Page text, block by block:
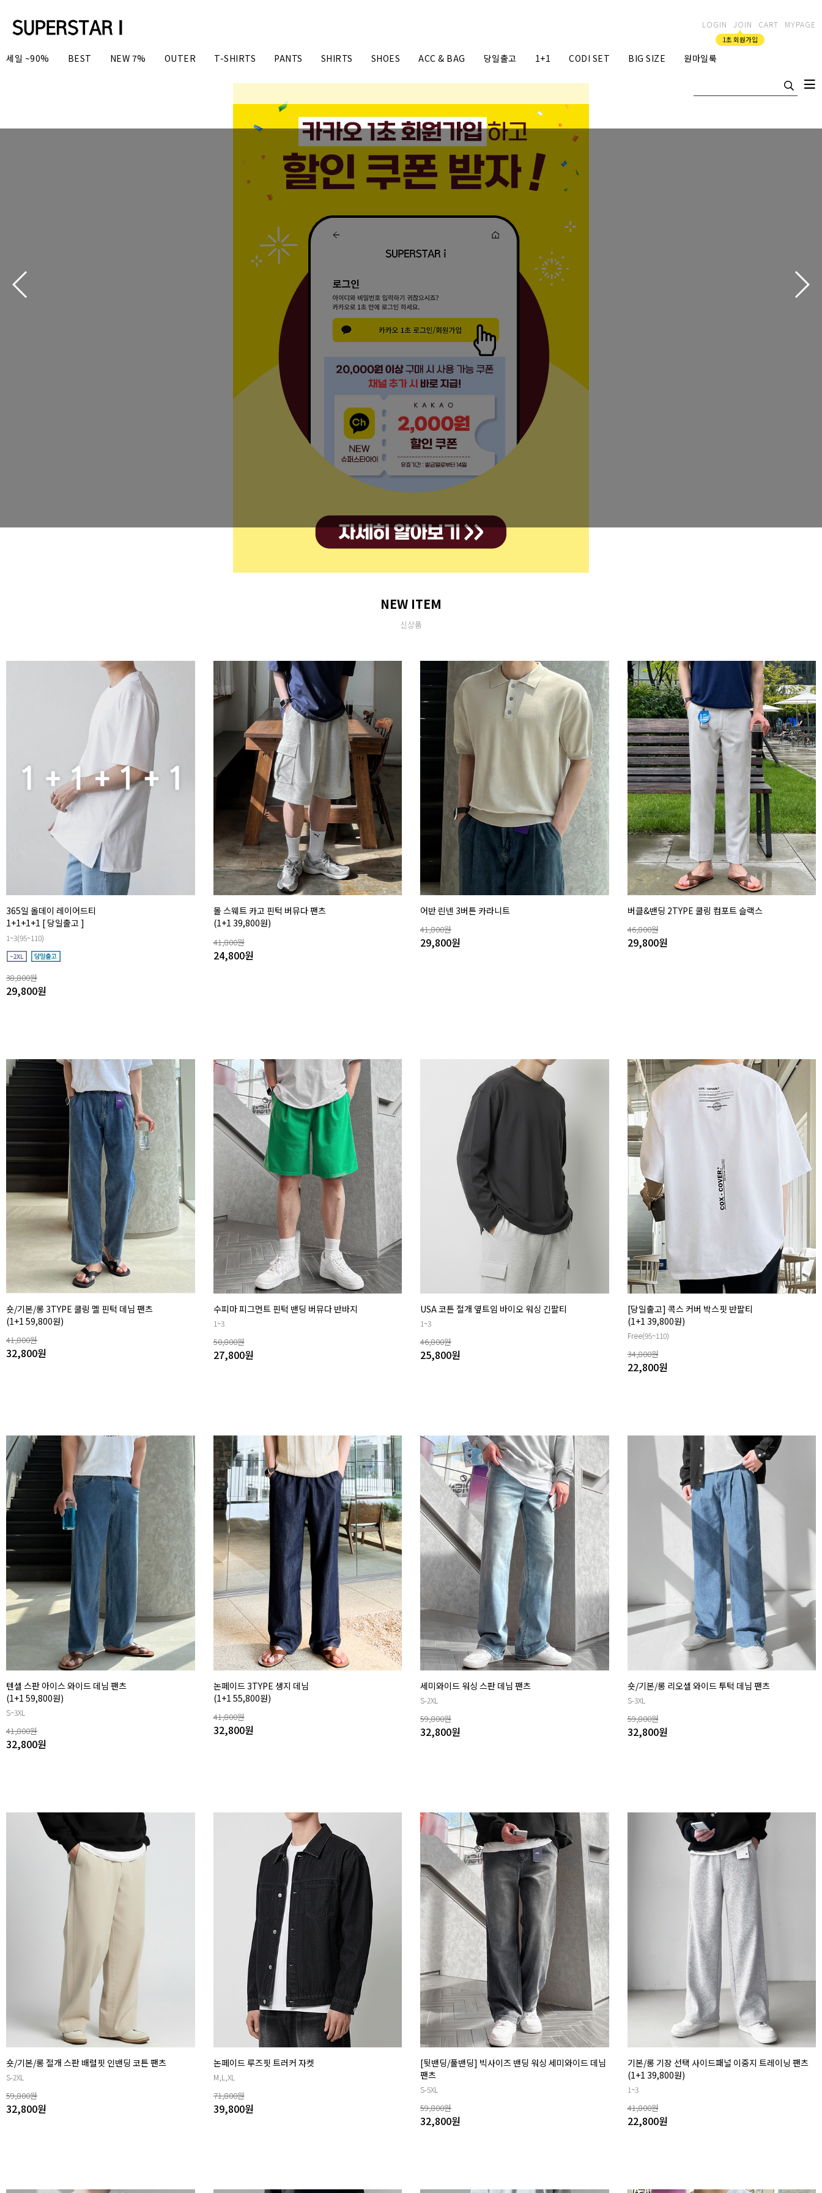
LOGIN JOIN
1초 회원가입
CART MYPAGE
세일 ~90% BEST NEW 7% OUTER T-SHIRTS PANTS SHIRTS SHOES ACC & BAG 당일출고 1+1 CODI SET BIG SIZE 원마일룩
NEW ITEM
신상품
365일 올데이 레이어드티
1+1+1+1 [ 당일출고 ]
1~3(95~110)
38,800원
29,800원
몰 스웨트 카고 핀턱 버뮤다 팬츠
(1+1 39,800원)
41,800원
24,800원
어반 린넨 3버튼 카라니트
41,800원
29,800원
버클&밴딩 2TYPE 쿨링 컴포트 슬랙스
46,800원
29,800원
숏/기본/롱 3TYPE 쿨링 멜 핀턱 데님 팬츠
(1+1 59,800원)
41,800원
32,800원
수피마 피그먼트 핀턱 밴딩 버뮤다 반바지
1~3
50,800원
27,800원
USA 코튼 절개 옆트임 바이오 워싱 긴팔티
1~3
46,800원
25,800원
[당일출고] 콕스 커버 박스핏 반팔티
(1+1 39,800원)
Free(95~110)
34,800원
22,800원
텐셀 스판 아이스 와이드 데님 팬츠
(1+1 59,800원)
S~3XL
41,800원
32,800원
논페이드 3TYPE 생지 데님
(1+1 55,800원)
41,800원
32,800원
세미와이드 워싱 스판 데님 팬츠
S-2XL
59,800원
32,800원
숏/기본/롱 리오셀 와이드 투턱 데님 팬츠
S-3XL
59,800원
32,800원
숏/기본/롱 절개 스판 배럴핏 인밴딩 코튼 팬츠
S-2XL
59,800원
32,800원
논페이드 루즈핏 트러커 자켓
M,L,XL
71,800원
39,800원
[뒷밴딩/풀밴딩] 빅사이즈 밴딩 워싱 세미와이드 데님
팬츠
S-5XL
59,800원
32,800원
기본/롱 기장 선택 사이드패널 이중지 트레이닝 팬츠
(1+1 39,800원)
1~3
41,800원
22,800원